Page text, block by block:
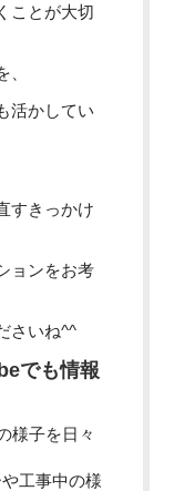
ことが大切
活かしてい
すきっかけ
ョンをお考
さいね^^
でも情報
様子を日々
工事中の様